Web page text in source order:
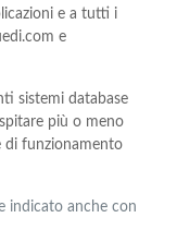
e a tutti i
e
sistemi database
più o meno
di funzionamento
indicato anche con